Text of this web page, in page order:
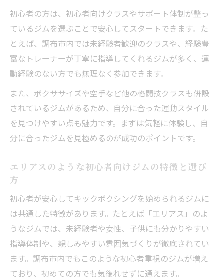
ズ体験
効率的な体づくりに最適なジム選びのコツ
忙しい日々にもおすすめの運動習慣の作り方
キックボクシングで無理なく習慣化できる
忙しい方に人気の駅近キックボクシングジ
ム活用術
ボクササイズや空手も選べる多彩な通い放
短時間でも効果を実感！キックボクシング
エリアスのレビューに学ぶ長続きする習慣
づくり
初心者も安心して続けやすいキックボクシング
の魅力
未経験者が安心して通えるジムの選び方と
特徴
初心者の方は、初心者向けクラスやサポート体制が整っ
ているジムを選ぶことで安心してスタートできます。た
とえば、調布市内では未経験者歓迎のクラスや、経験豊
富なトレーナーが丁寧に指導してくれるジムが多く、運
動経験のない方でも無理なく参加できます。
また、ボクササイズや空手など他の格闘技クラスも併設
されているジムがあるため、自分に合った運動スタイル
を見つけやすい点も魅力です。まずは気軽に体験し、自
分に合ったジムを見極めるのが成功のポイントです。
エリアスのような初心者向けジムの特徴と選び
方
初心者が安心してキックボクシングを始められるジムに
は共通した特徴があります。たとえば「エリアス」のよ
うなジムでは、未経験者や女性、子供にも分かりやすい
指導体制や、親しみやすい雰囲気づくりが徹底されてい
ます。調布市内でもこのような初心者重視のジムが増え
ており、初めての方でも気後れせずに通えます。